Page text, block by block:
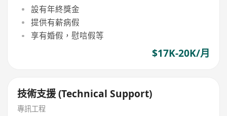
設有年終獎金
提供有薪病假
享有婚假，慰唁假等
$17K-20K/月
技術支援 (Technical Support)
專訊工程